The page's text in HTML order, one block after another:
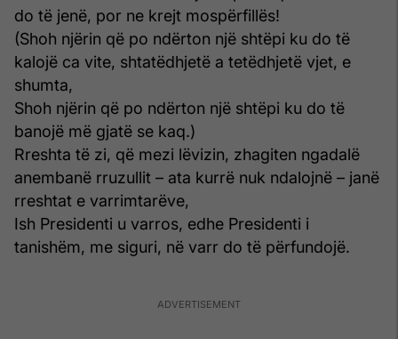
do të jenë, por ne krejt mospërfillës!
(Shoh njërin që po ndërton një shtëpi ku do të
kalojë ca vite, shtatëdhjetë a tetëdhjetë vjet, e
shumta,
Shoh njërin që po ndërton një shtëpi ku do të
banojë më gjatë se kaq.)
Rreshta të zi, që mezi lëvizin, zhagiten ngadalë
anembanë rruzullit – ata kurrë nuk ndalojnë – janë
rreshtat e varrimtarëve,
Ish Presidenti u varros, edhe Presidenti i
tanishëm, me siguri, në varr do të përfundojë.